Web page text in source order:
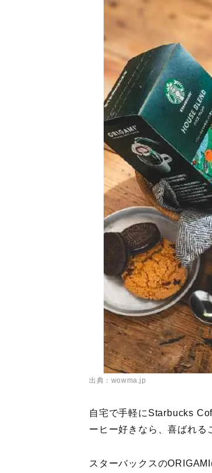
出典：wowma.jp
自宅で手軽にStarbucks
ーヒー好きなら、喜ばれる
スターバックスの